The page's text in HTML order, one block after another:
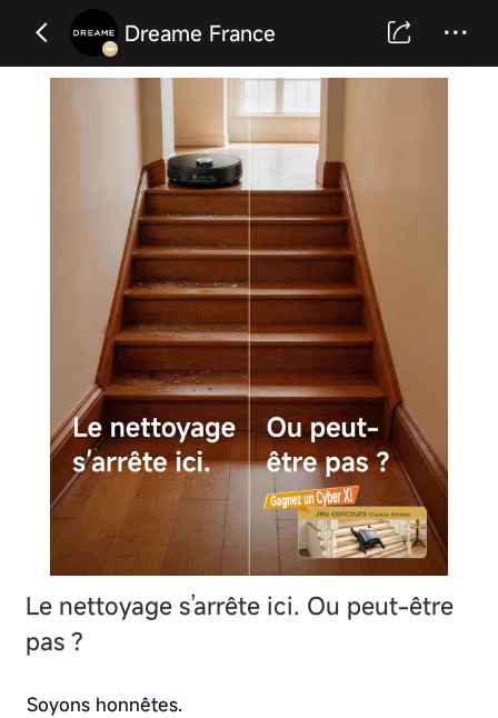
Dreame France
Le nettoyage s’arrête ici. Ou peut-être
pas ?
Soyons honnêtes.